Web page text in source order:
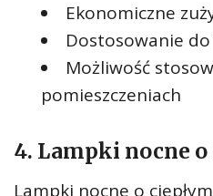
Ekonomiczne
Dostosowanie
Możliwość
pomieszczeniach
4. Lampki nocne
Lampki nocne o